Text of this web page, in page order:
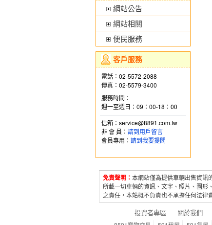
網站公告
網站相關
便民服務
客戶服務
電話：02-5572-2088
傳真：02-5579-3400
服務時間：
週一至週日：09：00-18：00
信箱：service@8891.com.tw
非 會 員： 請到用戶留言
會員專用： 請到我要提問
免責聲明： 本網站僅為提供車輛出售資訊
所載一切車輛的資訊、文字、照片、圖形
之責任，本站概不負責也不承擔任何法律
投資者專區 關於我們